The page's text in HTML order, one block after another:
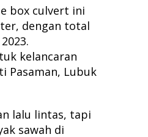
box culvert ini
dengan total
kelancaran
Pasaman, Lubuk
lalu lintas, tapi
sawah di